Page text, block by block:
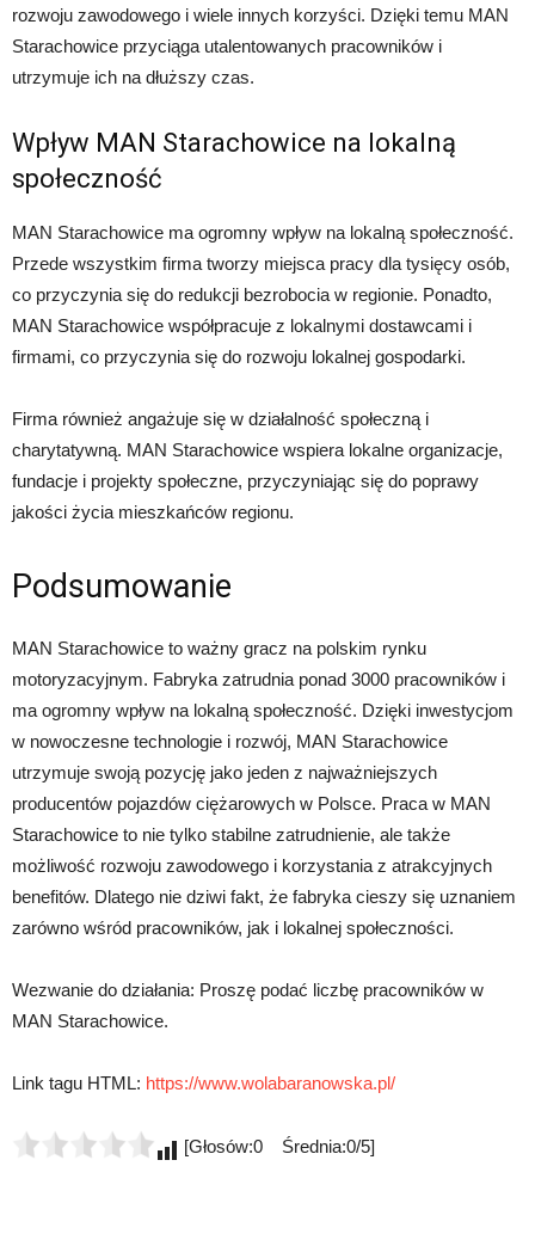
rozwoju zawodowego i wiele innych korzyści. Dzięki temu MAN
Starachowice przyciąga utalentowanych pracowników i
utrzymuje ich na dłuższy czas.
Wpływ MAN Starachowice na lokalną
społeczność
MAN Starachowice ma ogromny wpływ na lokalną społeczność.
Przede wszystkim firma tworzy miejsca pracy dla tysięcy osób,
co przyczynia się do redukcji bezrobocia w regionie. Ponadto,
MAN Starachowice współpracuje z lokalnymi dostawcami i
firmami, co przyczynia się do rozwoju lokalnej gospodarki.
Firma również angażuje się w działalność społeczną i
charytatywną. MAN Starachowice wspiera lokalne organizacje,
fundacje i projekty społeczne, przyczyniając się do poprawy
jakości życia mieszkańców regionu.
Podsumowanie
MAN Starachowice to ważny gracz na polskim rynku
motoryzacyjnym. Fabryka zatrudnia ponad 3000 pracowników i
ma ogromny wpływ na lokalną społeczność. Dzięki inwestycjom
w nowoczesne technologie i rozwój, MAN Starachowice
utrzymuje swoją pozycję jako jeden z najważniejszych
producentów pojazdów ciężarowych w Polsce. Praca w MAN
Starachowice to nie tylko stabilne zatrudnienie, ale także
możliwość rozwoju zawodowego i korzystania z atrakcyjnych
benefitów. Dlatego nie dziwi fakt, że fabryka cieszy się uznaniem
zarówno wśród pracowników, jak i lokalnej społeczności.
Wezwanie do działania: Proszę podać liczbę pracowników w
MAN Starachowice.
Link tagu HTML: https://www.wolabaranowska.pl/
[Głosów:0 Średnia:0/5]